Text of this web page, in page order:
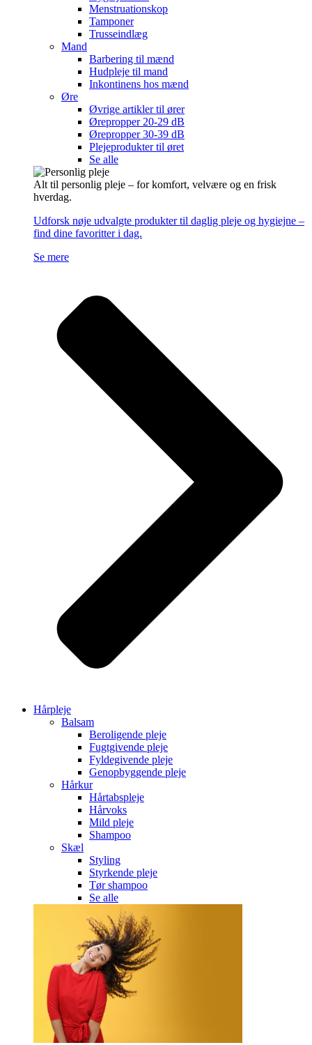
Menstruationskop
Tamponer
Trusseindlæg
Mand
Barbering til mænd
Hudpleje til mand
Inkontinens hos mænd
Øre
Øvrige artikler til ører
Ørepropper 20-29 dB
Ørepropper 30-39 dB
Plejeprodukter til øret
Se alle
Alt til personlig pleje – for komfort, velvære og en frisk
hverdag.
Udforsk nøje udvalgte produkter til daglig pleje og hygiejne –
find dine favoritter i dag.
Se mere
Hårpleje
Balsam
Beroligende pleje
Fugtgivende pleje
Fyldegivende pleje
Genopbyggende pleje
Hårkur
Hårtabspleje
Hårvoks
Mild pleje
Shampoo
Skæl
Styling
Styrkende pleje
Tør shampoo
Se alle